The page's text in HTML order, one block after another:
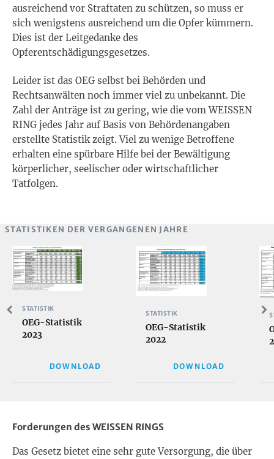
ausreichend vor Straftaten zu schützen, so muss er
sich wenigstens ausreichend um die Opfer kümmern.
Dies ist der Leitgedanke des
Opferentschädigungsgesetzes.
Leider ist das OEG selbst bei Behörden und
Rechtsanwälten noch immer viel zu unbekannt. Die
Zahl der Anträge ist zu gering, wie die vom WEISSEN
RING jedes Jahr auf Basis von Behördenangaben
erstellte Statistik zeigt. Viel zu wenige Betroffene
erhalten eine spürbare Hilfe bei der Bewältigung
körperlicher, seelischer oder wirtschaftlicher
Tatfolgen.
STATISTIKEN DER VERGANGENEN JAHRE
STATISTIK
OEG-Statistik
2023
DOWNLOAD
STATISTIK
OEG-Statistik
2022
DOWNLOAD
Forderungen des WEISSEN RINGS
Das Gesetz bietet eine sehr gute Versorgung, die über